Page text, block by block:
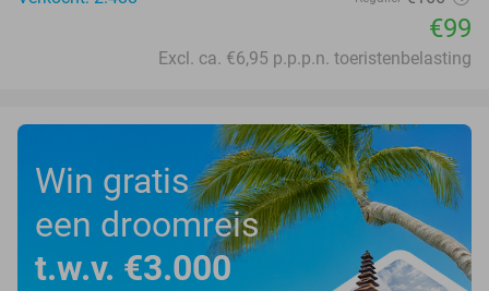
€99
Excl. ca. €6,95 p.p.p.n. toeristenbelasting
Win gratis
een droomreis
t.w.v. €3.000